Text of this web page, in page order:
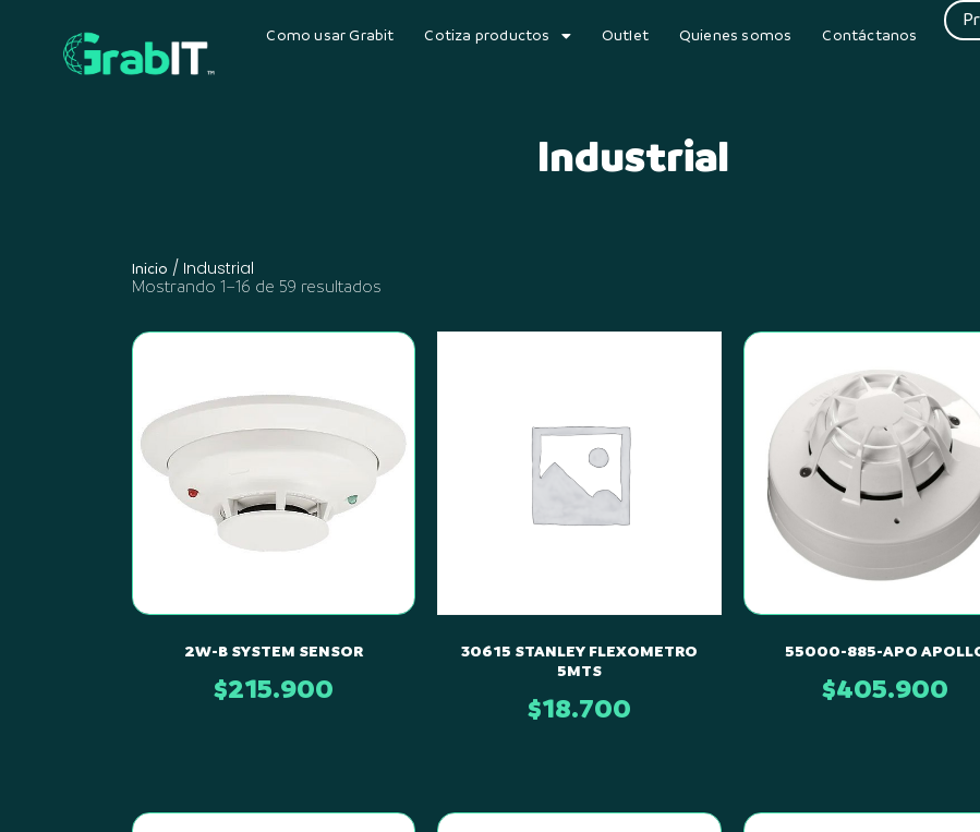
Como usar Grabit Cotiza productos Outlet Quienes somos Contáctanos
Industrial
Inicio / Industrial
Mostrando 1–16 de 59 resultados
2W-B SYSTEM SENSOR
$215.900
30615 STANLEY FLEXOMETRO
5MTS
$18.700
55000-885-APO
$405.900